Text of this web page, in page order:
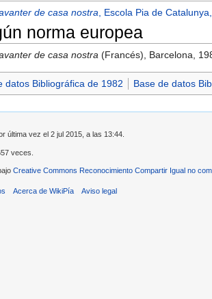
de casa nostra , Escola Pia de
norma europea
de casa nostra (Francés), Barcelona,
datos Bibliográfica de 1982 Base de datos
última vez el 2 jul 2015, a las 13:44.
veces.
Creative Commons Reconocimiento Compartir Igual no
Acerca de WikiPía Aviso legal